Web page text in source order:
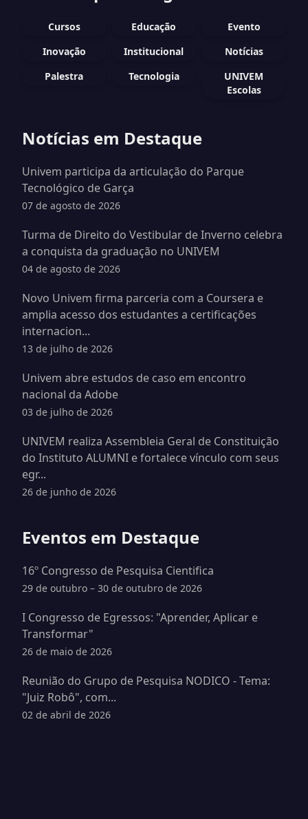
Cursos Educação
Evento
Inovação
Institucional
Notícias
Palestra
Tecnologia
UNIVEM
Escolas
Notícias em Destaque
Univem participa da articulação do Parque
Tecnológico de Garça
07 de agosto de 2026
Turma de Direito do Vestibular de Inverno celebra
a conquista da graduação no UNIVEM
04 de agosto de 2026
Novo Univem firma parceria com a Coursera e
amplia acesso dos estudantes a certificações
internacion...
13 de julho de 2026
Univem abre estudos de caso em encontro
nacional da Adobe
03 de julho de 2026
UNIVEM realiza Assembleia Geral de Constituição
do Instituto ALUMNI e fortalece vínculo com seus
egr...
26 de junho de 2026
Eventos em Destaque
16º Congresso de Pesquisa Cientifica
29 de outubro – 30 de outubro de 2026
I Congresso de Egressos: "Aprender, Aplicar e
Transformar"
26 de maio de 2026
Reunião do Grupo de Pesquisa NODICO - Tema:
"Juiz Robô", com...
02 de abril de 2026